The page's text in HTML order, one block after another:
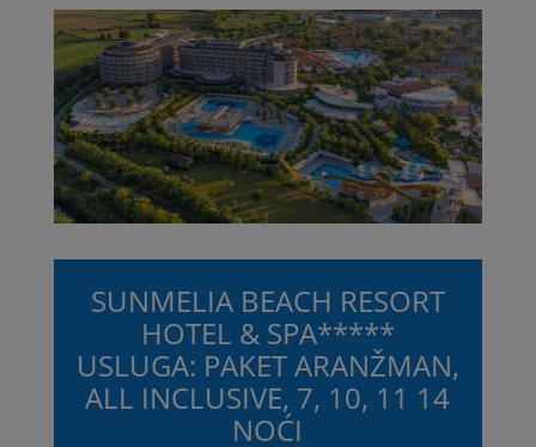
SUNMELIA BEACH RESORT
HOTEL & SPA*****
USLUGA: PAKET ARANŽMAN,
ALL INCLUSIVE, 7, 10, 11 14
NOĆI